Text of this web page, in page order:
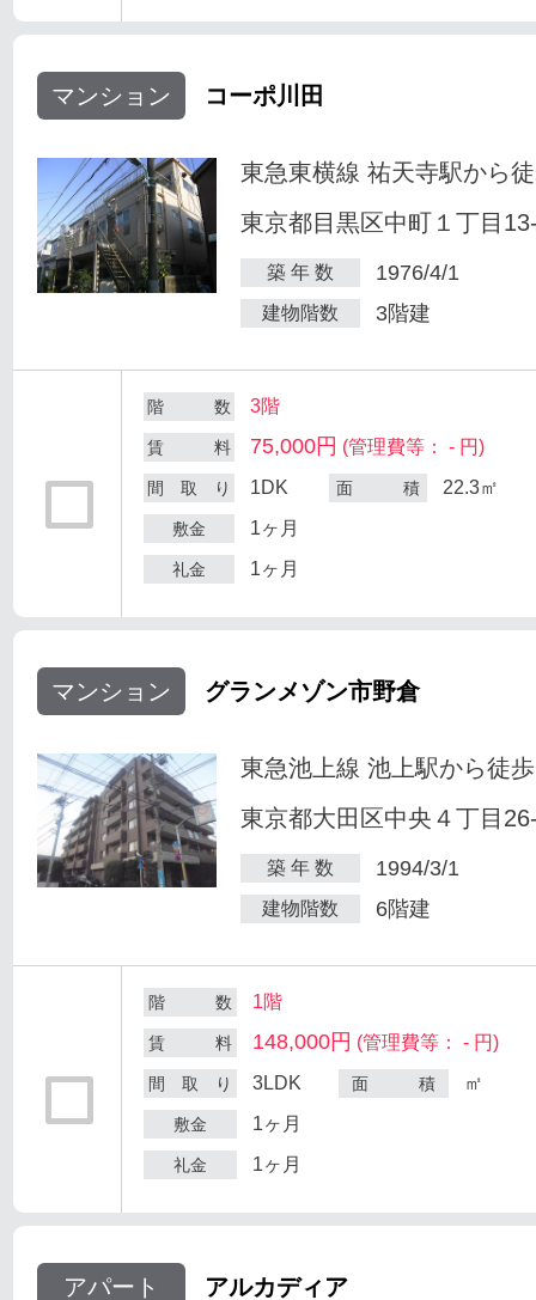
マンション コーポ川田
東急東横線 祐天寺駅から
東京都目黒区中町１丁目
築 年 数 1976/4/1
建物階数 3階建
階 数 3階
賃 料 75,000円 (管理費等： - 円)
間 取 り 1DK 面 積 22.3㎡
敷金 1ヶ月
礼金 1ヶ月
マンション グランメゾン市野倉
東急池上線 池上駅から徒
東京都大田区中央４丁目
築 年 数 1994/3/1
建物階数 6階建
階 数 1階
賃 料 148,000円 (管理費等： - 円)
間 取 り 3LDK 面 積 ㎡
敷金 1ヶ月
礼金 1ヶ月
アパート アルカディア